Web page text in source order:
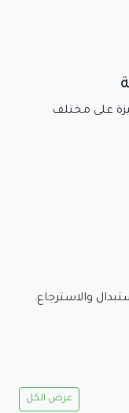
على مختلف
والاسترجاع.
عرض الكل